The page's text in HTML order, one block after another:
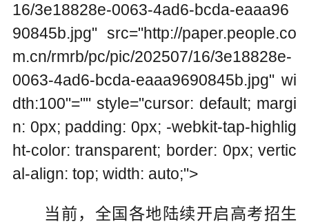
16/3e18828e-0063-4ad6-bcda-eaaa96
90845b.jpg" src="http://paper.people.co
m.cn/rmrb/pc/pic/202507/16/3e18828e-
0063-4ad6-bcda-eaaa9690845b.jpg" wi
dth:100"="" style="cursor: default; margi
n: 0px; padding: 0px; -webkit-tap-highlig
ht-color: transparent; border: 0px; vertic
al-align: top; width: auto;">
当前，全国各地陆续开启高考招生